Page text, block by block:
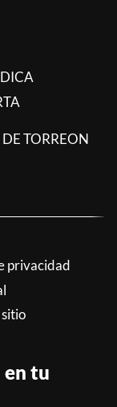
DE TORREON
privacidad
en tu